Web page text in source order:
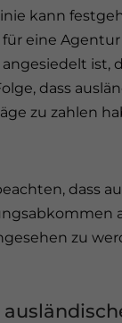
kann
eine
ist,
dass
zu zahlen
dass
zu